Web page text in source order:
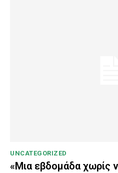
UNCATEGORIZED
«Μια εβδομάδα χωρίς